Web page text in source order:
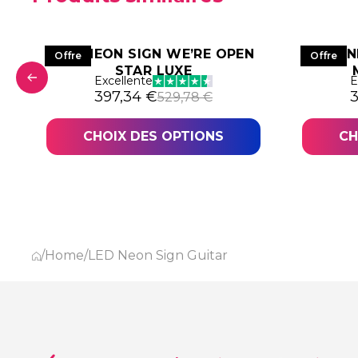
€.
€.
Offre
LED NEON SIGN WE’RE OPEN
STAR LUXE
Excellente
529,78€
Le prix initial était : 529,78 €.
397,34 €
Le prix actuel est : 397,34 €.
CHOIX DES OPTIONS
Offre
LED
/Home/LED Neon Sign Guitar